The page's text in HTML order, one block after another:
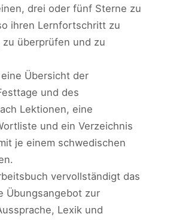
drei oder fünf Sterne zu
ihren Lernfortschritt zu
überprüfen und zu
Übersicht der
und des
Lektionen, eine
und ein Verzeichnis
je einem schwedischen
vervollständigt das
Übungsangebot zur
Lexik und